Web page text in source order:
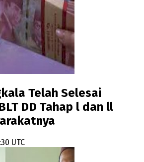
Telah Selesai
DD Tahap l dan ll
UTC